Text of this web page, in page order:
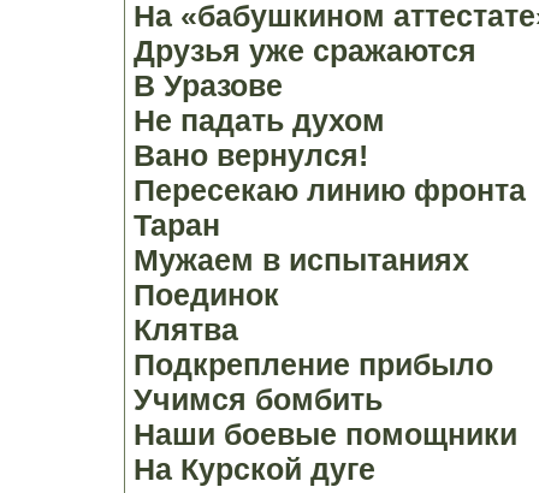
На «бабушкином
Друзья уже сражаются
В Уразове
Не падать духом
Вано вернулся!
Пересекаю линию фронта
Таран
Мужаем в испытаниях
Поединок
Клятва
Подкрепление прибыло
Учимся бомбить
Наши боевые помощники
На Курской дуге